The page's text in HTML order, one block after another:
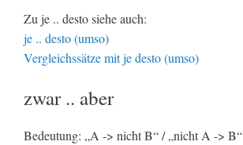
Zu je .. desto siehe auch:
je .. desto (umso)
Vergleichssätze mit je desto (umso)
zwar .. aber
Bedeutung: „A -> nicht B“ / „nicht A -> B“